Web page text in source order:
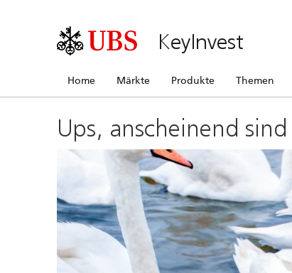
KeyInvest
Home Märkte Produkte Themen
Ups, anscheinend